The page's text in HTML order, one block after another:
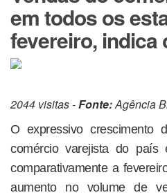
em todos os
fevereiro, indica
2044 visitas -Fonte:Agência
O expressivo crescimento
comércio varejista do país
comparativamente a
aumento no volume de